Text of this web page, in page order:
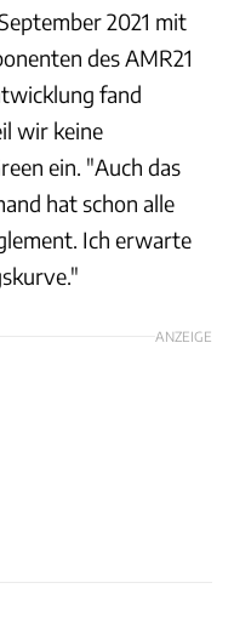
2021 mit
des AMR21
fand
wir keine
ein. "Auch das
hat schon alle
Ich erwarte
ANZEIGE